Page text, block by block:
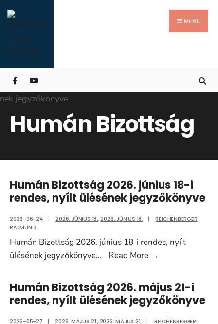
Skip
to
content
MENU
Humán Bizottság
Humán Bizottság 2026. június 18-i
rendes, nyílt ülésének jegyzőkönyve
2026-06-24 | 2026. JÚNIUS 18.,2026. JÚNIUS 18. |
REICHENBERGER
RAJMUND
Humán Bizottság 2026. június 18-i rendes, nyílt
ülésének jegyzőkönyve... Read More →
2026.
június
18-
i
Humán Bizottság 2026. május 21-i
rendes, nyílt ülésének jegyzőkönyve
2026-05-27 | 2026. MÁJUS 21.,2026. MÁJUS 21. |
REICHENBERGER
for:
Close